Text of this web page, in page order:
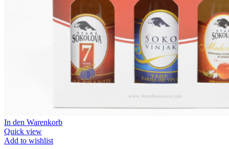
In den Warenkorb
Quick view
Add to wishlist